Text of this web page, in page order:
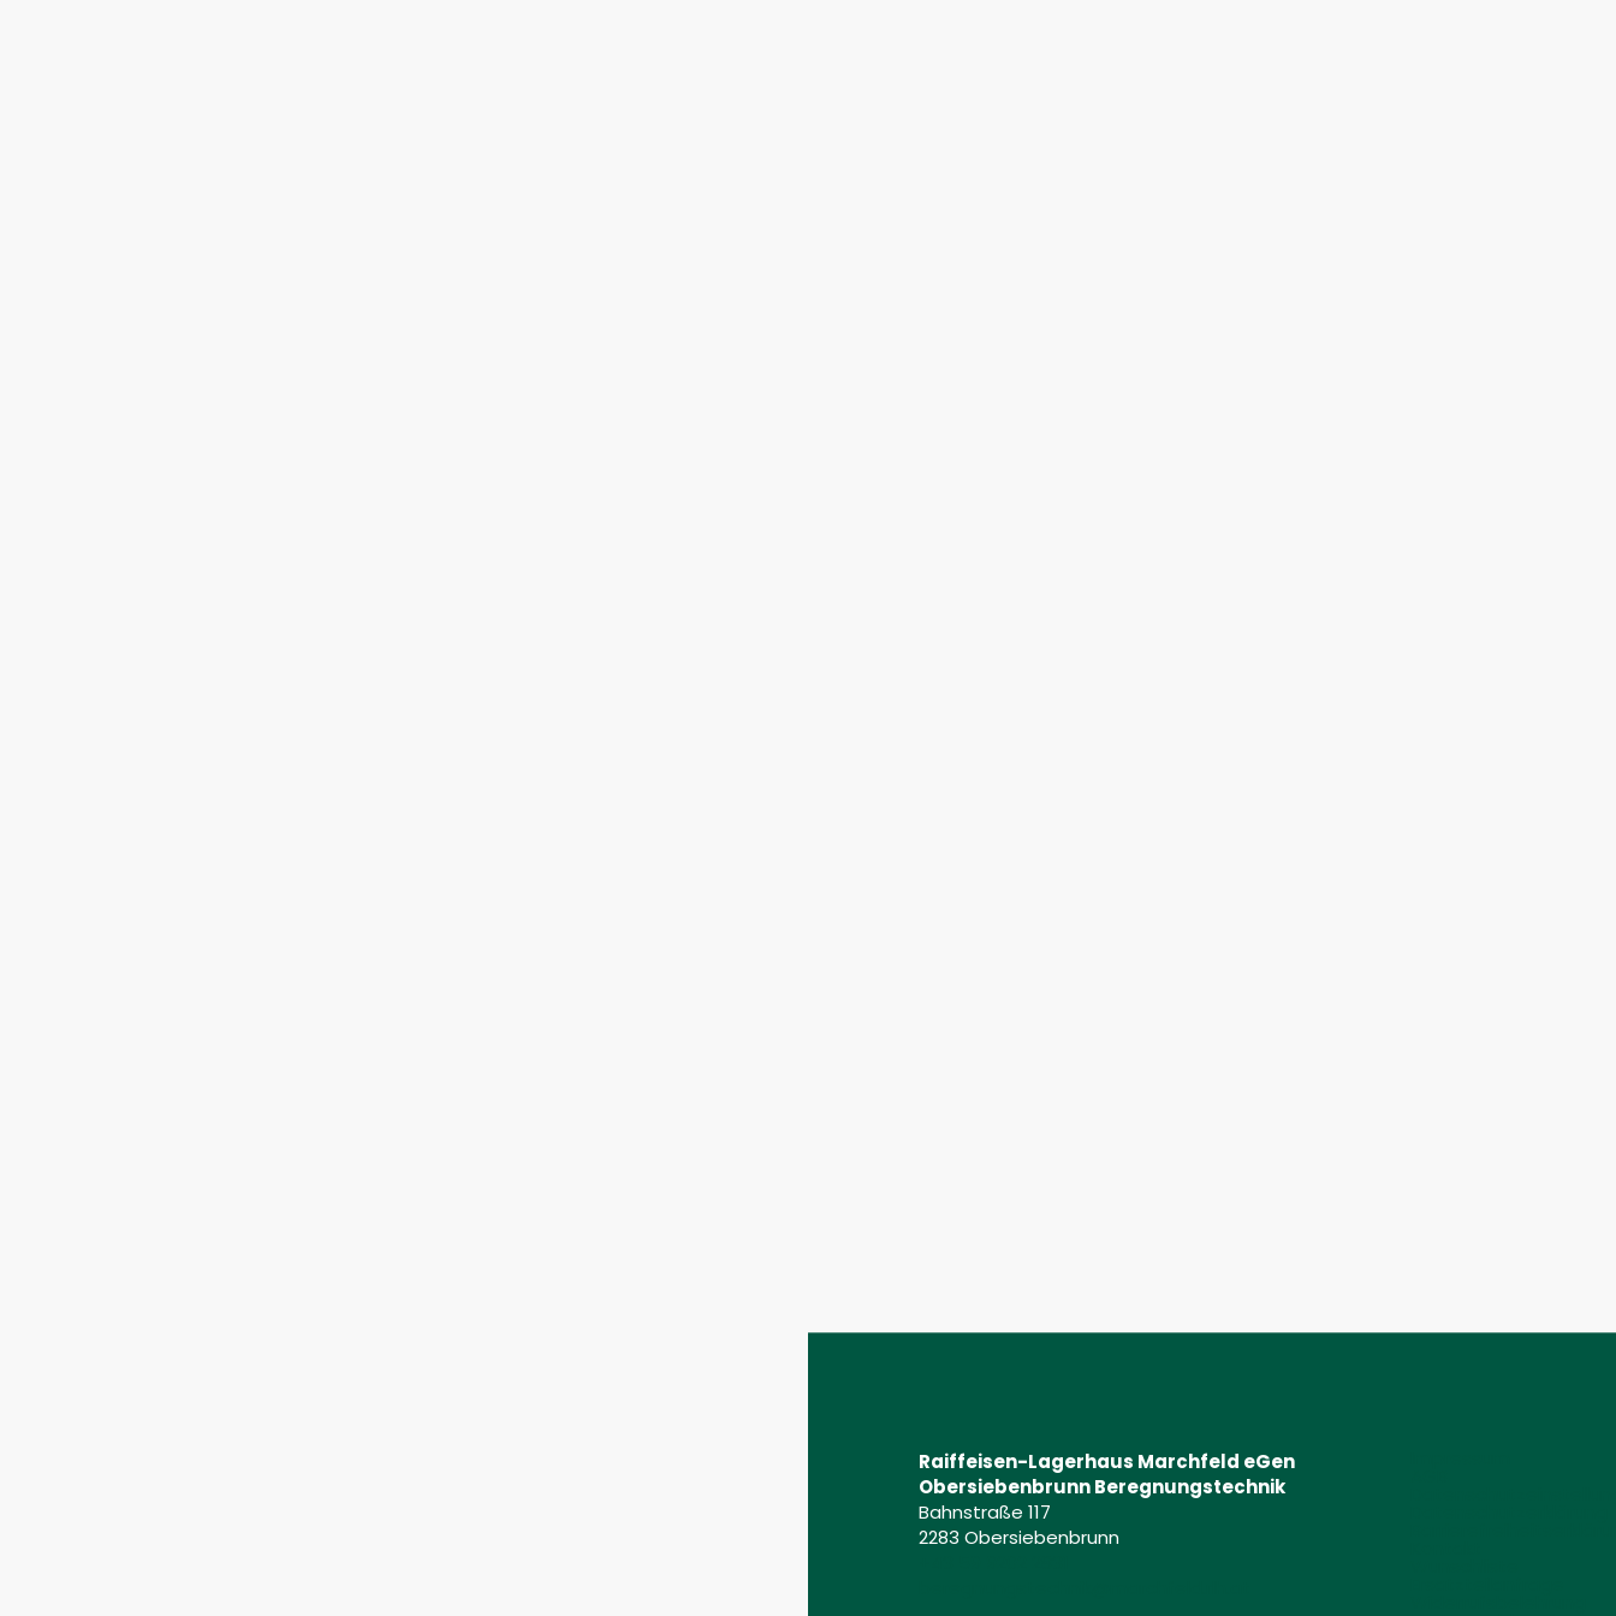
Raiffeisen-Lagerhaus Marchfeld eGen
Obersiebenbrunn Beregnungstechnik
Bahnstraße 117
2283 Obersiebenbrunn